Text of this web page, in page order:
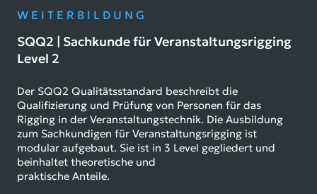
WEITERBILDUNG
SQQ2 | Sachkunde für Veranstaltungsrigging
Level 2
Der SQQ2 Qualitätsstandard beschreibt die
Qualifizierung und Prüfung von Personen für das
Rigging in der Veranstaltungstechnik. Die Ausbildung
zum Sachkundigen für Veranstaltungsrigging ist
modular aufgebaut. Sie ist in 3 Level gegliedert und
beinhaltet theoretische und
praktische Anteile.